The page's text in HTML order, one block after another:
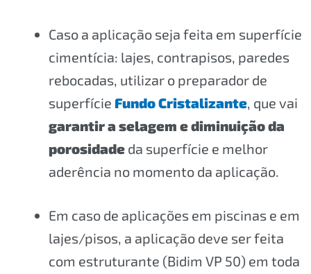
Caso a aplicação seja feita em superfície
cimentícia: lajes, contrapisos, paredes
rebocadas, utilizar o preparador de
superfície Fundo Cristalizante, que vai
garantir a selagem e diminuição da
porosidade da superfície e melhor
aderência no momento da aplicação.
Em caso de aplicações em piscinas e em
lajes/pisos, a aplicação deve ser feita
com estruturante (Bidim VP 50) em toda